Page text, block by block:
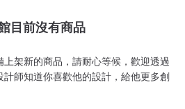
目前沒有商品
架新的商品，請耐心等候，歡迎透過
計師知道你喜歡他的設計，給他更多創